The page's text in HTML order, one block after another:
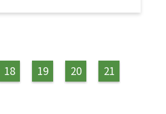
18 19 20
21